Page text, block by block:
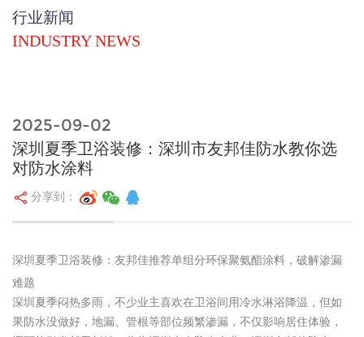
行业新闻
INDUSTRY NEWS
2025-09-02
深圳夏季卫浴装修：深圳市友邦佳防水教你选
对防水涂料
分享到：
深圳夏季卫浴装修：友邦佳推荐单组分环保聚氨酯涂料，破解渗漏
难题
深圳夏季闷热多雨，不少业主喜欢在卫浴间用冷水淋浴降温，但如
果防水没做好，地漏、管根等部位频繁渗漏，不仅影响居住体验，